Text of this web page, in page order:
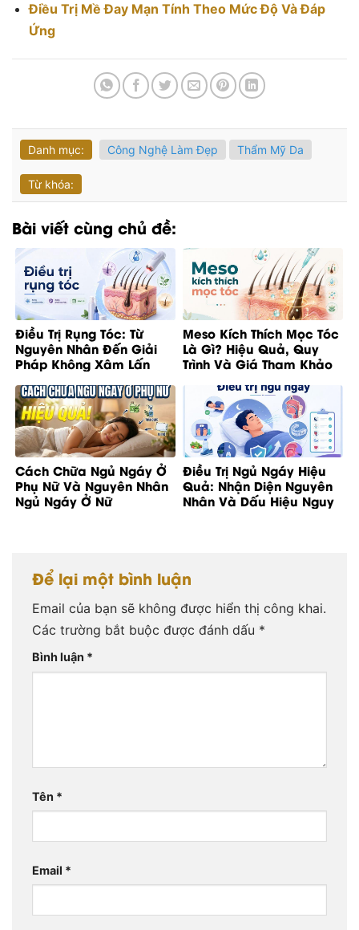
Điều Trị Mề Đay Mạn Tính Theo Mức Độ Và Đáp
Ứng
Danh mục: Công Nghệ Làm Đẹp Thẩm Mỹ Da
Từ khóa:
Bài viết cùng chủ đề:
Điều Trị Rụng Tóc: Từ
Nguyên Nhân Đến Giải
Pháp Không Xâm Lấn
Meso Kích Thích Mọc Tóc
Là Gì? Hiệu Quả, Quy
Trình Và Giá Tham Khảo
Cách Chữa Ngủ Ngáy Ở
Phụ Nữ Và Nguyên Nhân
Ngủ Ngáy Ở Nữ
Điều Trị Ngủ Ngáy Hiệu
Quả: Nhận Diện Nguyên
Nhân Và Dấu Hiệu Nguy
Để lại một bình luận
Email của bạn sẽ không được hiển thị công khai.
Các trường bắt buộc được đánh dấu *
Bình luận *
Tên *
Email *